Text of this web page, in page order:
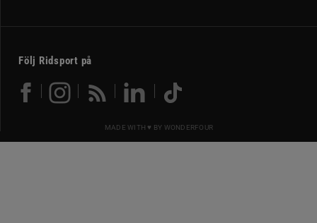
Följ Ridsport på
MADE WITH ♥ BY WONDERFOUR